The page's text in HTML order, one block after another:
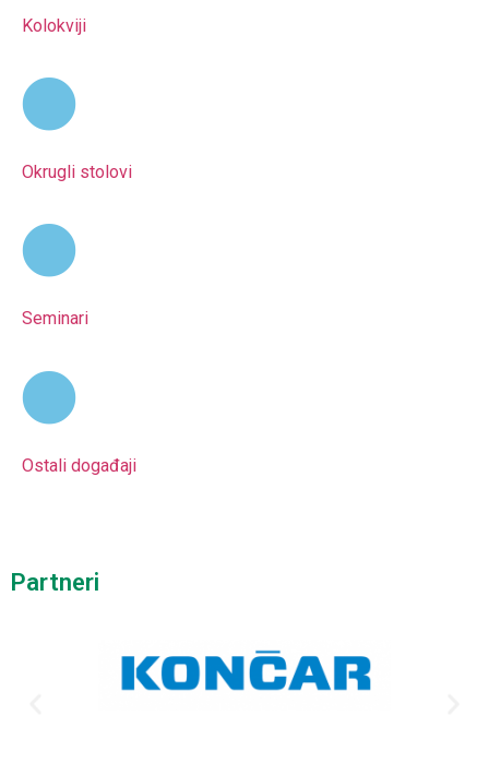
Kolokviji
Okrugli stolovi
Seminari
Ostali događaji
Partneri